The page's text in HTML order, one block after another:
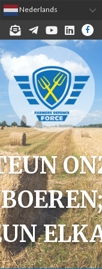
MELD JE AAN VOOR DE
TELEGRAMYOUTUBELINKEDIN
Nederlands